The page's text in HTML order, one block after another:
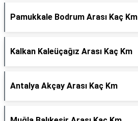
Pamukkale Bodrum Arası Kaç Km
Kalkan Kaleüçağız Arası Kaç Km
Antalya Akçay Arası Kaç Km